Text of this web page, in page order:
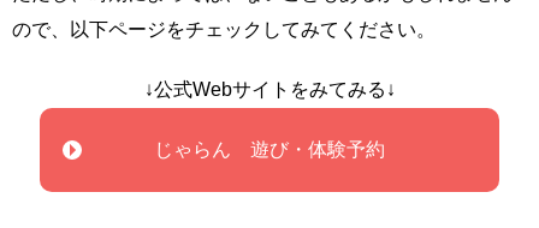
ので、以下ページをチェックしてみてください。
↓公式Webサイトをみてみる↓
じゃらん 遊び・体験予約